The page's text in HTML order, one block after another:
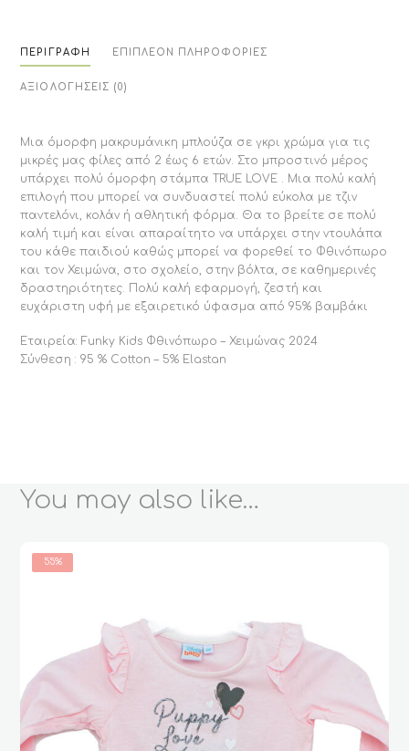
ΠΕΡΙΓΡΑΦΉ ΕΠΙΠΛΈΟΝ ΠΛΗΡΟΦΟΡΊΕΣ
ΑΞΙΟΛΟΓΉΣΕΙΣ (0)
Μια όμορφη μακρυμάνικη μπλούζα σε γκρι χρώμα για τις
μικρές μας φίλες από 2 έως 6 ετών. Στο μπροστινό μέρος
υπάρχει πολύ όμορφη στάμπα TRUE LOVE . Μια πολύ καλή
επιλογή που μπορεί να συνδυαστεί πολύ εύκολα με τζιν
παντελόνι, κολάν ή αθλητική φόρμα. Θα το βρείτε σε πολύ
καλή τιμή και είναι απαραίτητο να υπάρχει στην ντουλάπα
του κάθε παιδιού καθώς μπορεί να φορεθεί το Φθινόπωρο
και τον Χειμώνα, στο σχολείο, στην βόλτα, σε καθημερινές
δραστηριότητες. Πολύ καλή εφαρμογή, ζεστή και
ευχάριστη υφή με εξαιρετικό ύφασμα από 95% βαμβάκι
Εταιρεία: Funky Kids Φθινόπωρο – Χειμώνας 2024
Σύνθεση : 95 % Cotton – 5% Elastan
You may also like…
55%